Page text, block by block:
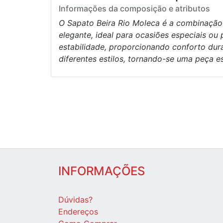
Informações da composição e atributos
O Sapato Beira Rio Moleca é a
elegante, ideal para ocasiões especiais
estabilidade, proporcionando conforto
diferentes estilos, tornando-se uma peça
INFORMAÇÕES
Dúvidas?
Endereços